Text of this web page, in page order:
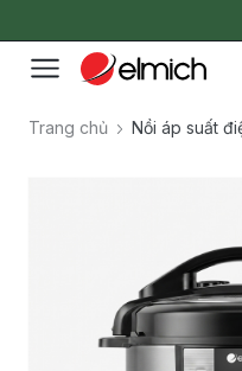
Trang chủ Nồi áp suất